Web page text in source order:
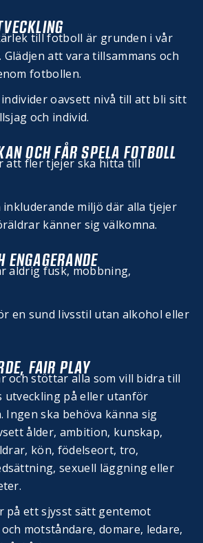
till fotboll är grunden i vår
Glädjen att vara tillsammans och
fotbollen.
oavsett nivå till att bli sitt
och individ.
OCH FÅR SPELA FOTBOLL
att fler tjejer ska hitta till
inkluderande miljö där alla tjejer
känner sig välkomna.
ENGAGERANDE
aldrig fusk, mobbning,
en sund livsstil utan alkohol eller
FAIR PLAY
och stöttar alla som vill bidra till
utveckling på eller utanför
Ingen ska behöva känna sig
ålder, ambition, kunskap,
kön, födelseort, tro,
sexuell läggning eller
på ett sjysst sätt gentemot
motståndare, domare, ledare,